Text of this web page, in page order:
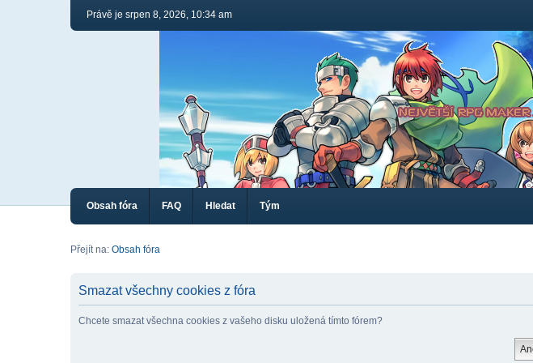
Právě je srpen 8, 2026, 10:34 am
Obsah fóra FAQ Hledat Tým
Přejít na: Obsah fóra
Smazat všechny cookies z fóra
Chcete smazat všechna cookies z vašeho disku uložená tímto fórem?